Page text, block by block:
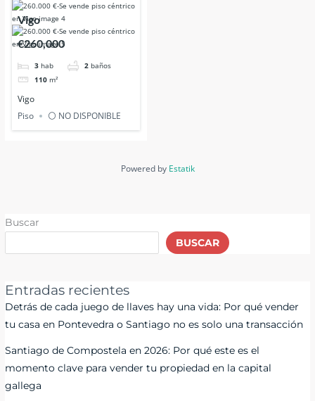
Vigo
€260,000
3 hab 2 baños
110 m²
Vigo
Piso
⚪ NO DISPONIBLE
Powered by Estatik
Buscar
BUSCAR
Entradas recientes
Detrás de cada juego de llaves hay una vida: Por qué vender
tu casa en Pontevedra o Santiago no es solo una transacción
Santiago de Compostela en 2026: Por qué este es el
momento clave para vender tu propiedad en la capital
gallega